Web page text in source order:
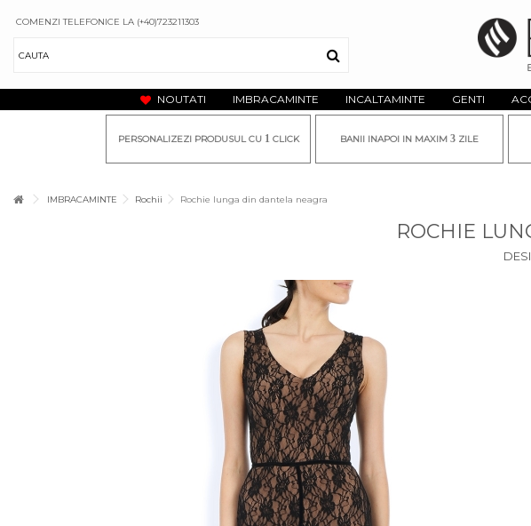
COMENZI TELEFONICE LA (+40)723211303
NOUTATI IMBRACAMINTE INCALTAMINTE GENTI
PERSONALIZEZI PRODUSUL CU 1CLICK BANII INAPOI IN MAXIM 3 ZILE
IMBRACAMINTE Rochii Rochie lunga din dantela neagra
ROCHIE